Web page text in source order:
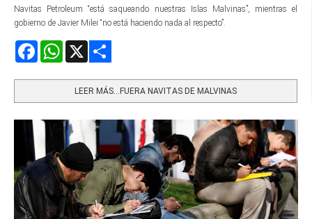
Navitas Petroleum “está saqueando nuestras Islas Malvinas”, mientras el
gobierno de Javier Milei “no está haciendo nada al respecto”.
FacebookWhatsApp
LEER MÁS…FUERA NAVITAS DE MALVINAS